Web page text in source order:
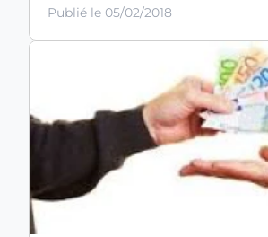
Publié le 05/02/2018